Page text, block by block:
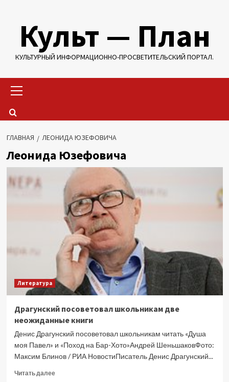
содержимому
Культ — План
КУЛЬТУРНЫЙ ИНФОРМАЦИОННО-ПРОСВЕТИТЕЛЬСКИЙ ПОРТАЛ.
меню
ГЛАВНАЯ ЛЕОНИДА ЮЗЕФОВИЧА
Леонида Юзефовича
Литература
Драгунский посоветовал школьникам две
неожиданные книги
Денис Драгунский посоветовал школьникам читать «Душа
моя Павел» и «Поход на Бар-Хото»Андрей ШеньшаковФото:
Максим Блинов / РИА НовостиПисатель Денис Драгунский...
Читать далееПрочитать